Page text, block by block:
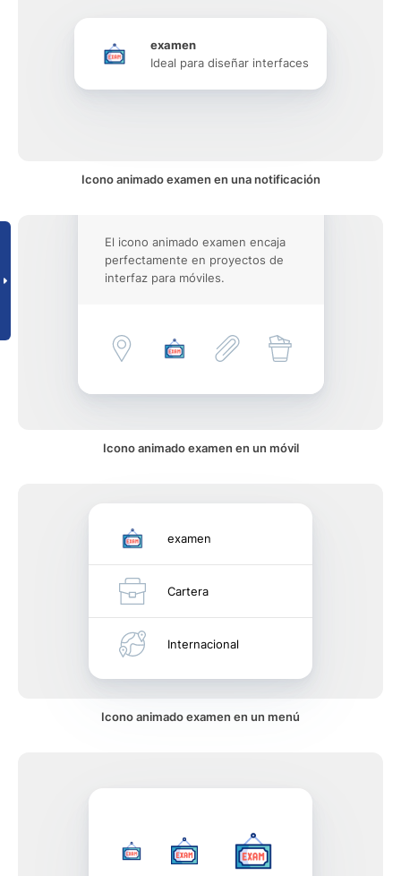
examen
Ideal para diseñar interfaces
Icono animado examen en una notificación
El icono animado examen encaja
perfectamente en proyectos de
interfaz para móviles.
Icono animado examen en un móvil
examen
Cartera
Internacional
Icono animado examen en un menú